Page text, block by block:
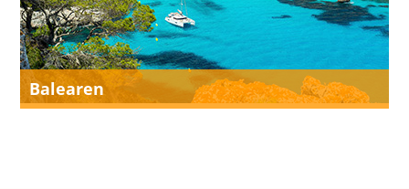
Balearen